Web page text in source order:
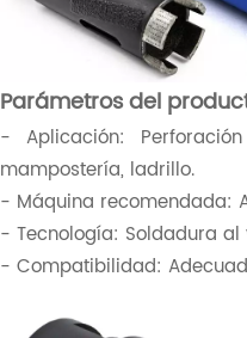
Parámetros del
- Aplicación:
mampostería, ladrillo.
- Máquina recomendada:
- Tecnología: Soldadura al
- Compatibilidad: